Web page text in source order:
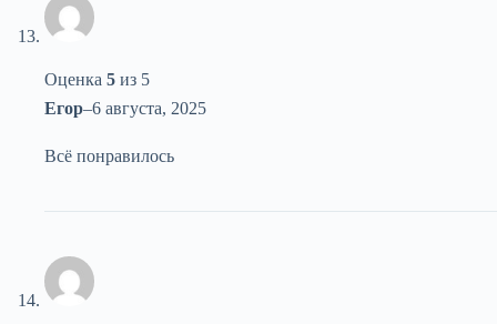
Оценка 5 из 5
Егор–6 августа, 2025
Всё понравилось